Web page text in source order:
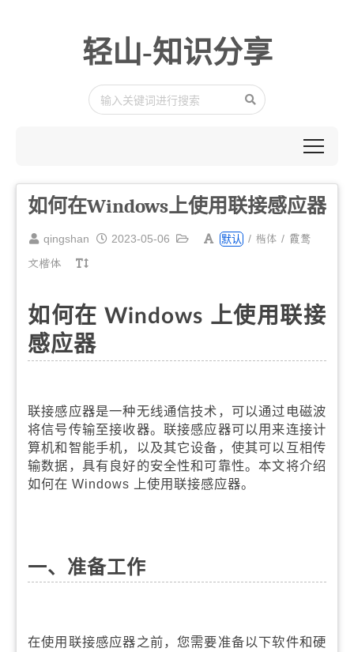
轻山-知识分享
如何在Windows上使用联接感应器
qingshan 2023-05-06 默认 / 楷体 / 霞鹜
文楷体
如何在 Windows 上使用联接
感应器
联接感应器是一种无线通信技术，可以通过电磁波
将信号传输至接收器。联接感应器可以用来连接计
算机和智能手机，以及其它设备，使其可以互相传
输数据，具有良好的安全性和可靠性。本文将介绍
如何在 Windows 上使用联接感应器。
一、准备工作
在使用联接感应器之前，您需要准备以下软件和硬